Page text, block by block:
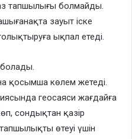
тапшылығы болмайды.
зауыт іске
ықпал етеді.
қосымша көлем жетеді.
геосаяси жағдайға
сондықтан қазір
өтеуі үшін